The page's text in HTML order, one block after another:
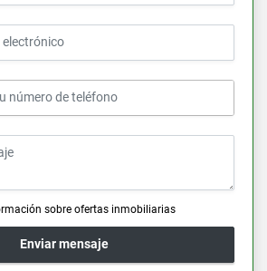
sobre ofertas inmobiliarias
Enviar mensaje